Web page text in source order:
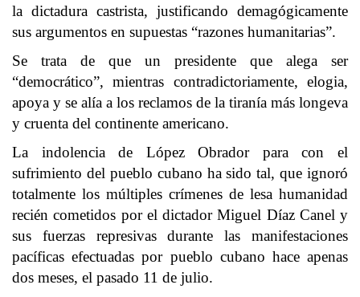
la dictadura castrista, justificando demagógicamente
sus argumentos en supuestas “razones humanitarias”.
Se trata de que un presidente que alega ser
“democrático”, mientras contradictoriamente, elogia,
apoya y se alía a los reclamos de la tiranía más longeva
y cruenta del continente americano.
La indolencia de López Obrador para con el
sufrimiento del pueblo cubano ha sido tal, que ignoró
totalmente los múltiples crímenes de lesa humanidad
recién cometidos por el dictador Miguel Díaz Canel y
sus fuerzas represivas durante las manifestaciones
pacíficas efectuadas por pueblo cubano hace apenas
dos meses, el pasado 11 de julio.